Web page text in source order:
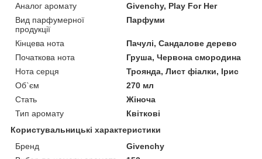
Аналог аромату
Givenchy, Play For Her
Вид парфумерної
продукції
Парфуми
Кінцева нота
Пачулі, Сандалове дерево
Початкова нота
Груша, Червона смородина
Нота серця
Троянда, Лист фіалки, Ірис
Об`єм
270 мл
Стать
Жіноча
Тип аромату
Квіткові
Користувальницькі характеристики
Бренд
Givenchy